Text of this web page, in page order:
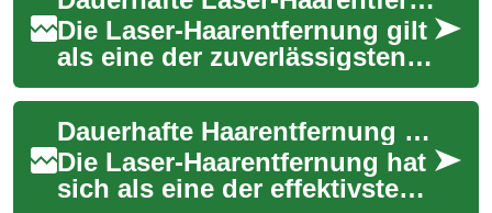
langfristi...
Die Laser-Haarentfernung gilt
als eine der zuverlässigsten
Methoden zur dauerhaften
Haarreduktion. In diesem
Artikel ...
Dauerhafte Haarentfernung mit Laser: Alles, was Sie wissen müssen
Die Laser-Haarentfernung hat
sich als eine der effektivsten